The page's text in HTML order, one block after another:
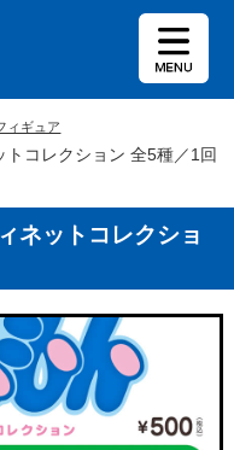
ィギュア
コレクション 全5種／1回
ネットコレクショ